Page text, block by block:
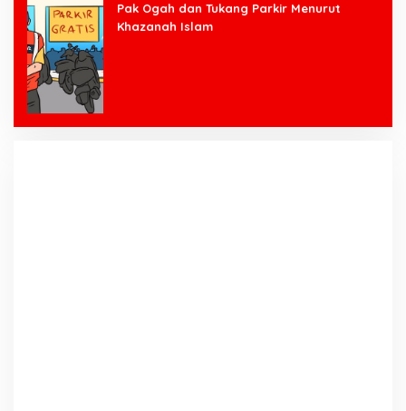
Pak Ogah dan Tukang Parkir Menurut
Khazanah Islam